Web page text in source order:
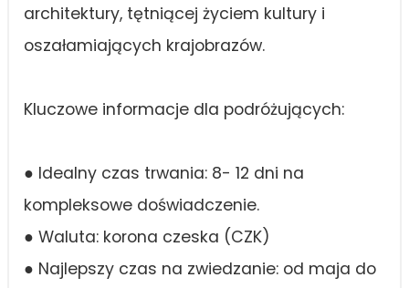
architektury, tętniącej życiem kultury i
oszałamiających krajobrazów.
Kluczowe informacje dla podróżujących:
● Idealny czas trwania: 8- 12 dni na
kompleksowe doświadczenie.
● Waluta: korona czeska (CZK)
● Najlepszy czas na zwiedzanie: od maja do